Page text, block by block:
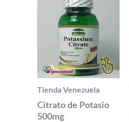
Tienda Venezuela
Citrato de Potasio
500mg